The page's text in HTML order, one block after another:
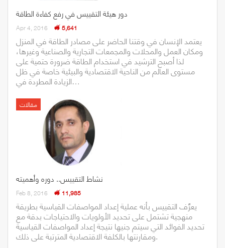
دور هيئة التقييس في رفع كفاءة الطاقة
Apr 4, 2016 5,641
يعتمد الإنسان في وقتنا الحاضر على مصادر الطاقة في المنزل
ومكان العمل والمحلات والمجمعات التجارية والصناعية وغيرها،
لذا أصبح الترشيد في استخدام الطاقة ضرورة حتمية على
مستوى العالم من الناحية الاقتصادية والبيئية خاصة في ظل
الزيادة المطردة في…
مقالات
نشاط التقييس.. دوره وأهميته
Feb 8, 2016 11,985
يعرَّف التقييس بأنه عملية إعداد المواصفات القياسية بطريقة
منهجية تشتمل على تحديد الأولويات والاحتياجات بدقة مع
تحديد الفوائد التي سيتم جنيها نتيجة إعداد المواصفات القياسية
ومقارنتها بالكلفة الاقتصادية المترتبة على ذلك.